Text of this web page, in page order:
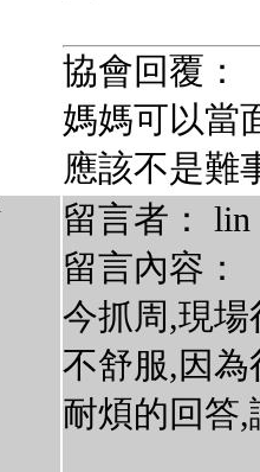
協會回覆：
媽媽可以當
應該不是難
留言者： lin
留言內容：
今抓周,現
不舒服,因
耐煩的回答